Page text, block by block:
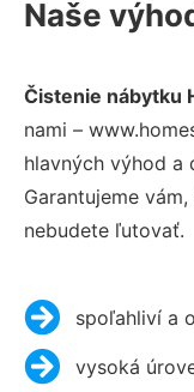
Naše
Čistenie nábytku
nami –
hlavných výhod a
Garantujeme
nebudete ľutovať.
spoľahliví a
vysoká